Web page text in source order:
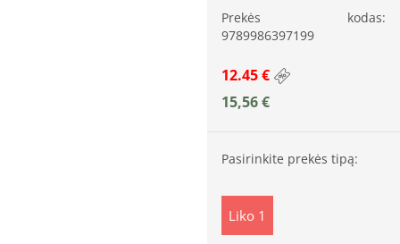
Prekės kodas:
9789986397199
12.45 €
15,56€
Pasirinkite prekės tipą:
Liko 1